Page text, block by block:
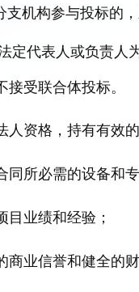
机构参与投标的
定代表人或负责人
受联合体投标。
人资格，持有有效
同所必需的设备和
目业绩和经验；
商业信誉和健全的财